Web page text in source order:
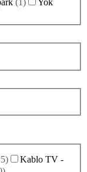
(1)
Yok
)
Kablo TV -